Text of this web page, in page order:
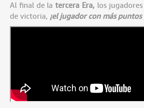
Al final de latercera Era, los
de victoria, ¡el jugador con más